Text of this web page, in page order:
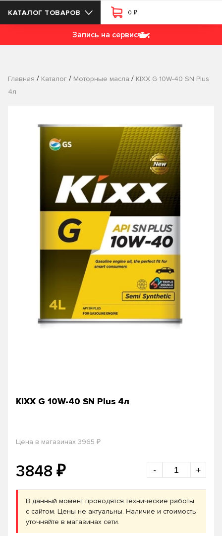
КАТАЛОГ ТОВАРОВ 0 ₽
Запись на сервис
Главная / Каталог / Моторные масла / KIXX G 10W-40 SN Plus
4л
KIXX G 10W-40 SN Plus 4л
Цена в магазинах 3965 ₽
3848 ₽ - +
В данный момент проводятся технические работы
с сайтом. Цены не актуальны. Наличие и стоимость
уточняйте в магазинах сети.